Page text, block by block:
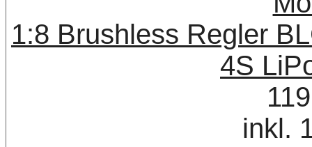
1:8 Brushless Regler
4S
inkl.